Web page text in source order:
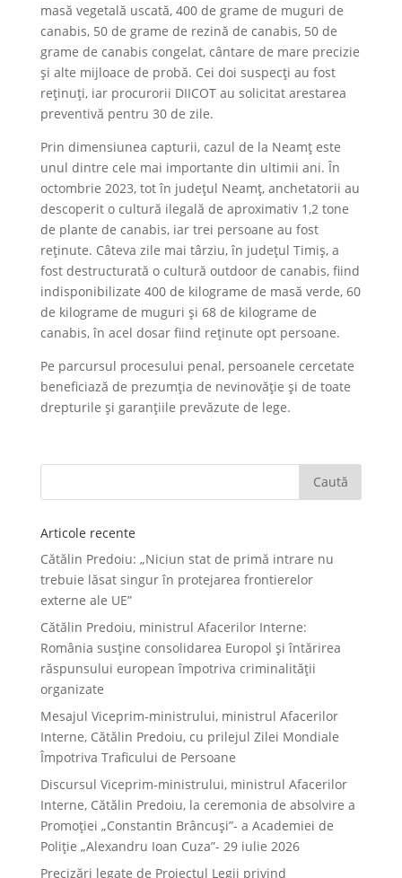
masă vegetală uscată, 400 de grame de muguri de
canabis, 50 de grame de rezină de canabis, 50 de
grame de canabis congelat, cântare de mare precizie
și alte mijloace de probă. Cei doi suspecți au fost
reținuți, iar procurorii DIICOT au solicitat arestarea
preventivă pentru 30 de zile.
Prin dimensiunea capturii, cazul de la Neamț este
unul dintre cele mai importante din ultimii ani. În
octombrie 2023, tot în județul Neamț, anchetatorii au
descoperit o cultură ilegală de aproximativ 1,2 tone
de plante de canabis, iar trei persoane au fost
reținute. Câteva zile mai târziu, în județul Timiș, a
fost destructurată o cultură outdoor de canabis, fiind
indisponibilizate 400 de kilograme de masă verde, 60
de kilograme de muguri și 68 de kilograme de
canabis, în acel dosar fiind reținute opt persoane.
Pe parcursul procesului penal, persoanele cercetate
beneficiază de prezumția de nevinovăție și de toate
drepturile și garanțiile prevăzute de lege.
Articole recente
Cătălin Predoiu: „Niciun stat de primă intrare nu
trebuie lăsat singur în protejarea frontierelor
externe ale UE”
Cătălin Predoiu, ministrul Afacerilor Interne:
România susține consolidarea Europol și întărirea
răspunsului european împotriva criminalității
organizate
Mesajul Viceprim-ministrului, ministrul Afacerilor
Interne, Cătălin Predoiu, cu prilejul Zilei Mondiale
Împotriva Traficului de Persoane
Discursul Viceprim-ministrului, ministrul Afacerilor
Interne, Cătălin Predoiu, la ceremonia de absolvire a
Promoției „Constantin Brâncuși”- a Academiei de
Poliție „Alexandru Ioan Cuza”- 29 iulie 2026
Precizări legate de Proiectul Legii privind